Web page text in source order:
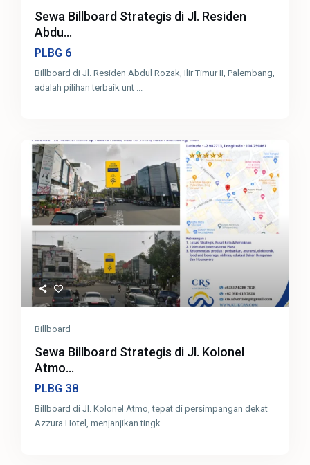
Sewa Billboard Strategis di Jl. Residen
Abdu...
PLBG 6
Billboard di Jl. Residen Abdul Rozak, Ilir Timur II, Palembang,
adalah pilihan terbaik unt
Billboard
Sewa Billboard Strategis di Jl. Kolonel
Atmo...
PLBG 38
Billboard di Jl. Kolonel Atmo, tepat di persimpangan dekat
Azzura Hotel, menjanjikan tingk ...